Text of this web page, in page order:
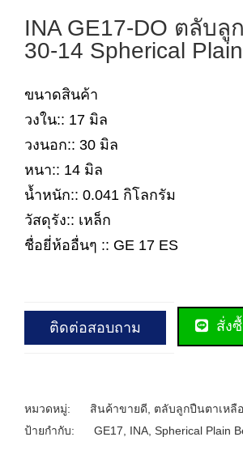
INA GE17-DO ตลับลู
30-14 Spherical
ขนาดสินค้า
วงใน:: 17 มิล
วงนอก:: 30 มิล
หนา:: 14 มิล
น้ำหนัก:: 0.041 กิโลกรัม
วัสดุรัง:: เหล็ก
ชื่อยี่ห้ออื่นๆ :: GE 17 ES
ติดต่อสอบถาม สั่ง
หมวดหมู่: สินค้าขายดี
ตลับลูกปืนตาเหลื
ป้ายกำกับ:
GE17 INA Spherical Plain